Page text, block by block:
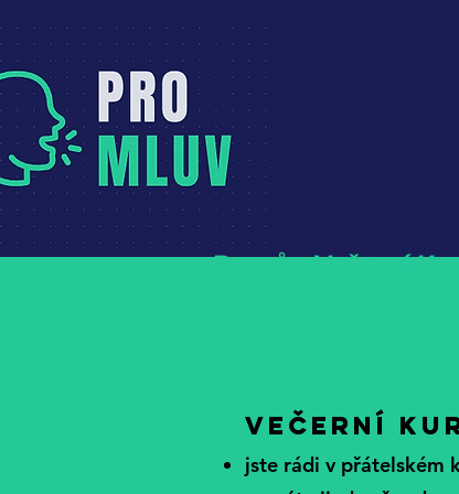
Domů Večerní
Večerní
jste rádi v přátelském